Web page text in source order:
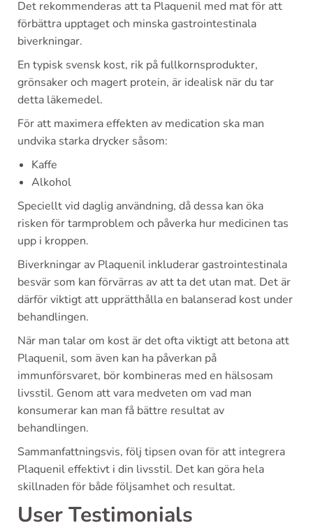
Det rekommenderas att ta Plaquenil med mat för att
förbättra upptaget och minska gastrointestinala
biverkningar.
En typisk svensk kost, rik på fullkornsprodukter,
grönsaker och magert protein, är idealisk när du tar
detta läkemedel.
För att maximera effekten av medication ska man
undvika starka drycker såsom:
Kaffe
Alkohol
Speciellt vid daglig användning, då dessa kan öka
risken för tarmproblem och påverka hur medicinen tas
upp i kroppen.
Biverkningar av Plaquenil inkluderar gastrointestinala
besvär som kan förvärras av att ta det utan mat. Det är
därför viktigt att upprätthålla en balanserad kost under
behandlingen.
När man talar om kost är det ofta viktigt att betona att
Plaquenil, som även kan ha påverkan på
immunförsvaret, bör kombineras med en hälsosam
livsstil. Genom att vara medveten om vad man
konsumerar kan man få bättre resultat av
behandlingen.
Sammanfattningsvis, följ tipsen ovan för att integrera
Plaquenil effektivt i din livsstil. Det kan göra hela
skillnaden för både följsamhet och resultat.
User Testimonials